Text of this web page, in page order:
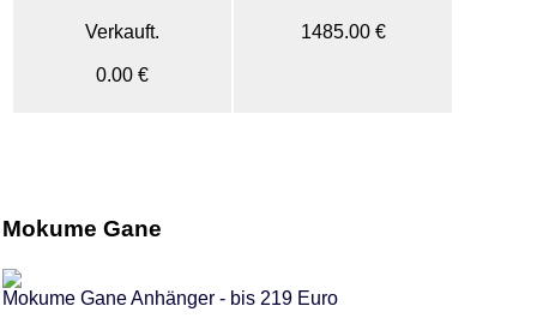
Verkauft.
0.00 €
1485.00 €
Mokume Gane
Mokume Gane Anhänger - bis 219 Euro